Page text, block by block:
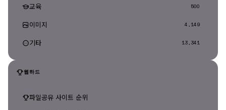
교육 500
이미지 4,149
기타 13,341
웹하드
파일공유 사이트 순위